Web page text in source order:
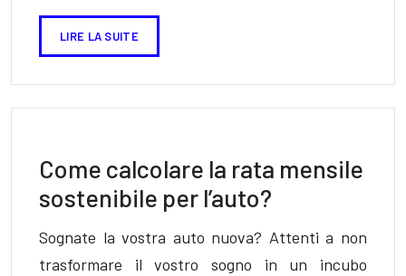
LIRE LA SUITE
Come calcolare la rata mensile
sostenibile per l’auto?
Sognate la vostra auto nuova? Attenti a non
trasformare il vostro sogno in un incubo